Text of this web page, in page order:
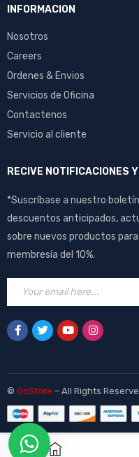
INFORMACION
Nosotros
Careers
Ordenes & Envios
Servicios de Oficina
Contactenos
Servicio al cliente
RECIVE NOTIFICACIONES
*Suscríbase a nuestro
descuentos anticipados,
sobre nuevos productos
membresía del 10%.
© GoStore – All Rights